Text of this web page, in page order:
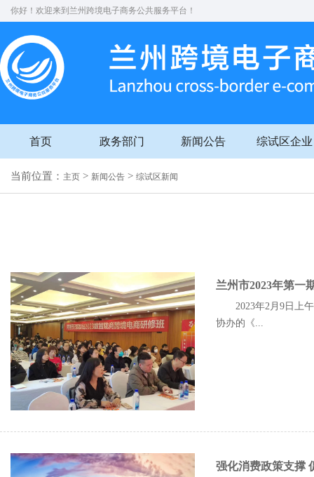
你好！欢迎来到兰州跨境电子商务公共服务平台！
首页 政务部门 新闻公告 综试区企业
当前位置： 主页 > 新闻公告 > 综试区新闻
兰州市2023年第一
2023年2月9日上
协办的《...
强化消费政策支撑